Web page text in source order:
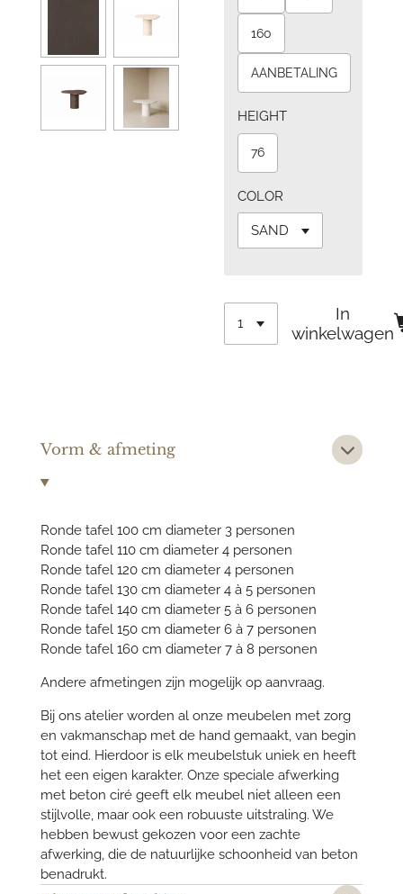
160
AANBETALING
HEIGHT
76
COLOR
In
winkelwagen
Vorm & afmeting
Ronde tafel 100 cm diameter 3 personen
Ronde tafel 110 cm diameter 4 personen
Ronde tafel 120 cm diameter 4 personen
Ronde tafel 130 cm diameter 4 à 5 personen
Ronde tafel 140 cm diameter 5 à 6 personen
Ronde tafel 150 cm diameter 6 à 7 personen
Ronde tafel 160 cm diameter 7 à 8 personen
Andere afmetingen zijn mogelijk op aanvraag.
Bij ons atelier worden al onze meubelen met zorg
en vakmanschap met de hand gemaakt, van begin
tot eind. Hierdoor is elk meubelstuk uniek en heeft
het een eigen karakter. Onze speciale afwerking
met beton ciré geeft elk meubel niet alleen een
stijlvolle, maar ook een robuuste uitstraling. We
hebben bewust gekozen voor een zachte
afwerking, die de natuurlijke schoonheid van beton
benadrukt.